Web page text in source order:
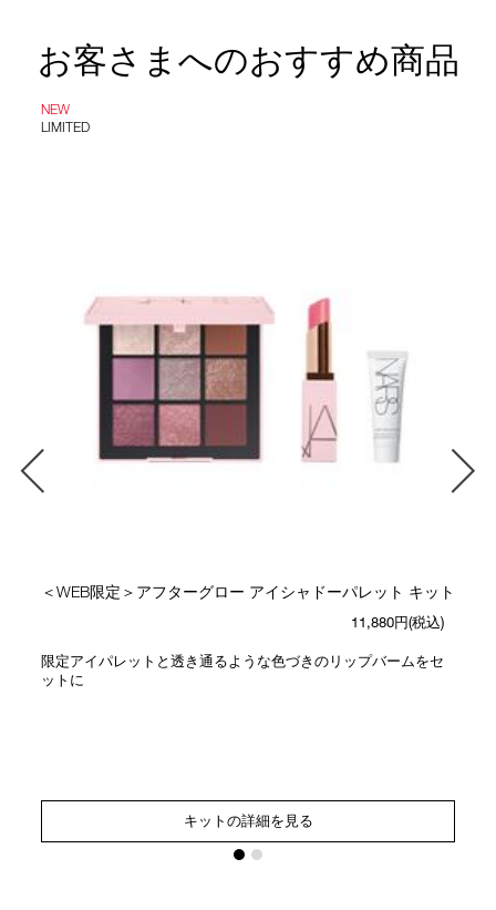
お客さまへのおすすめ商品
NEW
LIMITED
＜WEB限定＞アフターグロー アイシャドーパレット キット
11,880円(税込)
限定アイパレットと透き通るような色づきのリップバームをセ
ットに
キットの詳細を見る